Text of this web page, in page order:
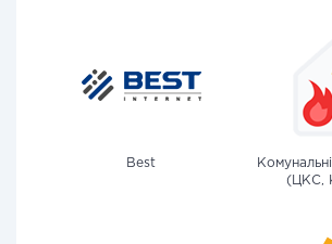
Best
(ЦКС,